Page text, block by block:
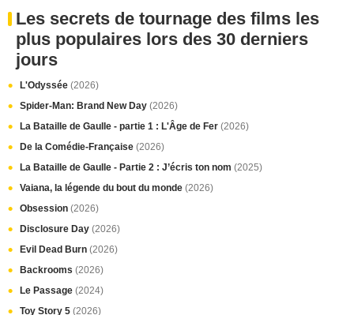
Les secrets de tournage des films les
plus populaires lors des 30 derniers
jours
L'Odyssée (2026)
Spider-Man: Brand New Day (2026)
La Bataille de Gaulle - partie 1 : L'Âge de Fer (2026)
De la Comédie-Française (2026)
La Bataille de Gaulle - Partie 2 : J’écris ton nom (2025)
Vaiana, la légende du bout du monde (2026)
Obsession (2026)
Disclosure Day (2026)
Evil Dead Burn (2026)
Backrooms (2026)
Le Passage (2024)
Toy Story 5 (2026)